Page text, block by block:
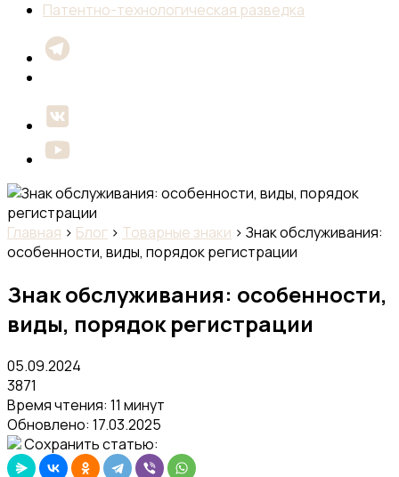
Патентно-технологическая разведка
Главная › Блог › Товарные знаки › Знак обслуживания:
особенности, виды, порядок регистрации
Знак обслуживания: особенности,
виды, порядок регистрации
05.09.2024
3871
Время чтения: 11 минут
Обновлено: 17.03.2025
Сохранить статью: